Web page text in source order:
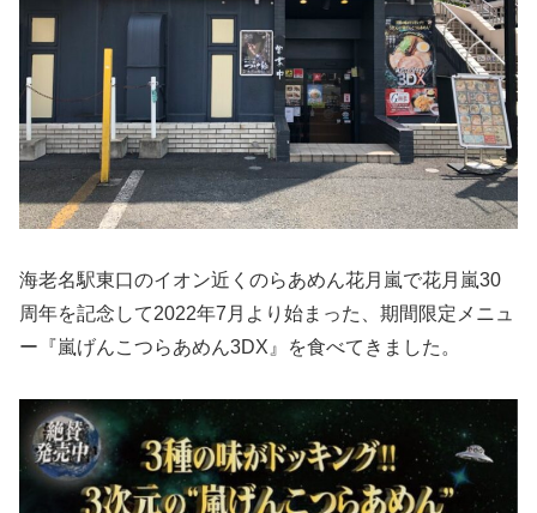
海老名駅東口のイオン近くのらあめん花月嵐で花月嵐30
周年を記念して2022年7月より始まった、期間限定メニュ
ー『嵐げんこつらあめん3DX』を食べてきました。